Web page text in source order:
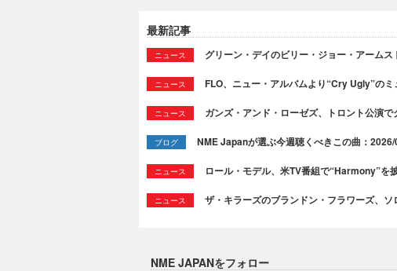
最新記事
ニュース グリーン・デイのビリー・ジョー・アーム
ニュース FLO、ニュー・アルバムより“Cry Ugly”の
ニュース ガンズ・アンド・ローゼズ、トロント公演
ブログ NME Japanが選ぶ今週聴くべきこの曲：
ニュース ロール・モデル、米TV番組で“Harmony”を
ニュース ザ・キラーズのブランドン・フラワーズ、
NME JAPANをフォロー